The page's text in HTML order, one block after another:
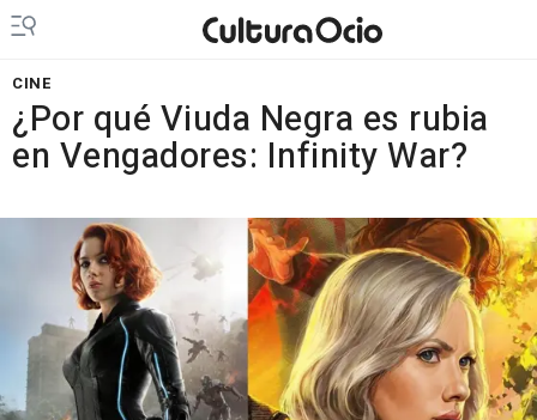
CINE
¿Por qué Viuda Negra es rubia
en Vengadores: Infinity War?